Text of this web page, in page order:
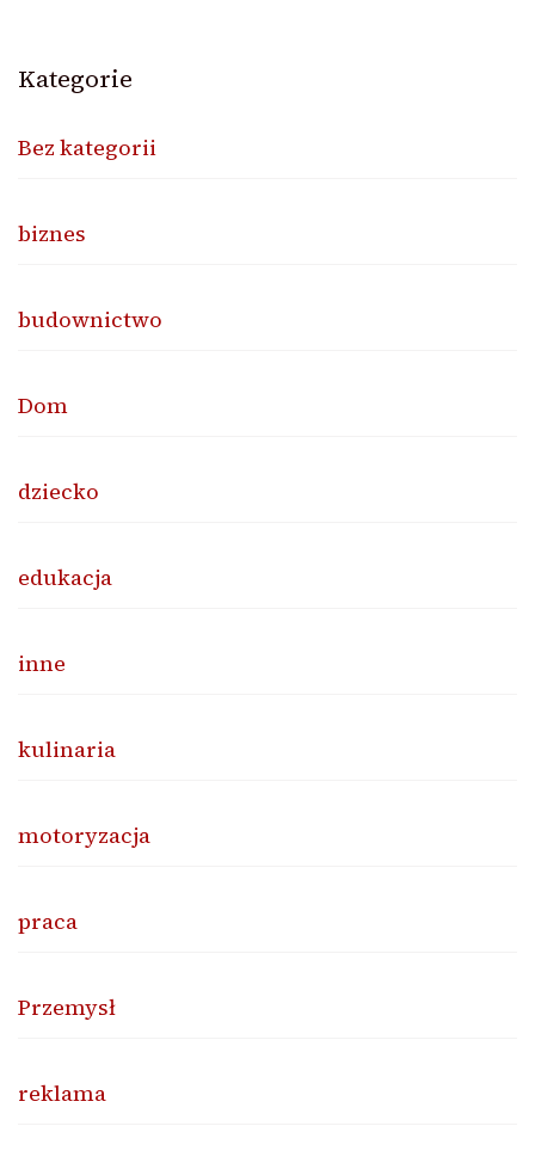
Kategorie
Bez kategorii
biznes
budownictwo
Dom
dziecko
edukacja
inne
kulinaria
motoryzacja
praca
Przemysł
reklama